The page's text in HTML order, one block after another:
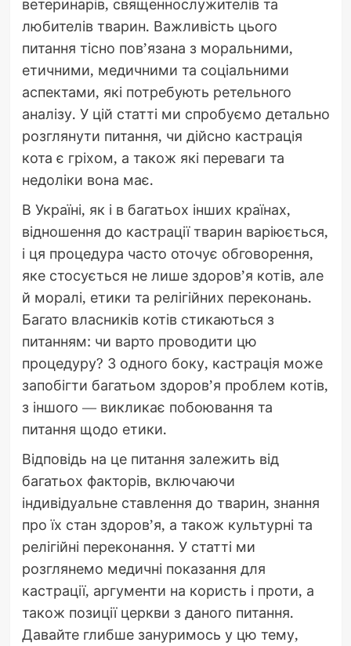
ветеринарів, священнослужителів та
любителів тварин. Важливість цього
питання тісно пов’язана з моральними,
етичними, медичними та соціальними
аспектами, які потребують ретельного
аналізу. У цій статті ми спробуємо детально
розглянути питання, чи дійсно кастрація
кота є гріхом, а також які переваги та
недоліки вона має.
В Україні, як і в багатьох інших країнах,
відношення до кастрації тварин варіюється,
і ця процедура часто оточує обговорення,
яке стосується не лише здоров’я котів, але
й моралі, етики та релігійних переконань.
Багато власників котів стикаються з
питанням: чи варто проводити цю
процедуру? З одного боку, кастрація може
запобігти багатьом здоров’я проблем котів,
з іншого — викликає побоювання та
питання щодо етики.
Відповідь на це питання залежить від
багатьох факторів, включаючи
індивідуальне ставлення до тварин, знання
про їх стан здоров’я, а також культурні та
релігійні переконання. У статті ми
розглянемо медичні показання для
кастрації, аргументи на користь і проти, а
також позиції церкви з даного питання.
Давайте глибше зануримось у цю тему,